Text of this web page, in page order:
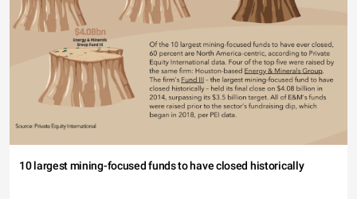
10 largest mining-focused funds to have closed historically